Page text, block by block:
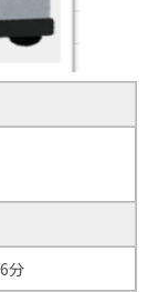
分